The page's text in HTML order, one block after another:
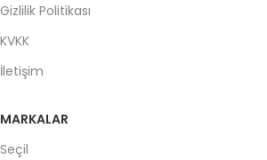
Gizlilik Politikası
KVKK
İletişim
MARKALAR
Seçil